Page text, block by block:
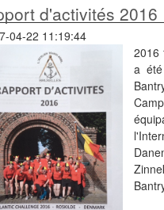
d'activités 2016
04-22 11:19:44
2016
a